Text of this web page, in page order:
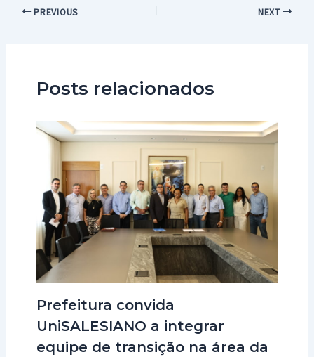
Post PREVIOUS NEXT
Posts relacionados
Prefeitura convida
UniSALESIANO a integrar
equipe de transição na área da